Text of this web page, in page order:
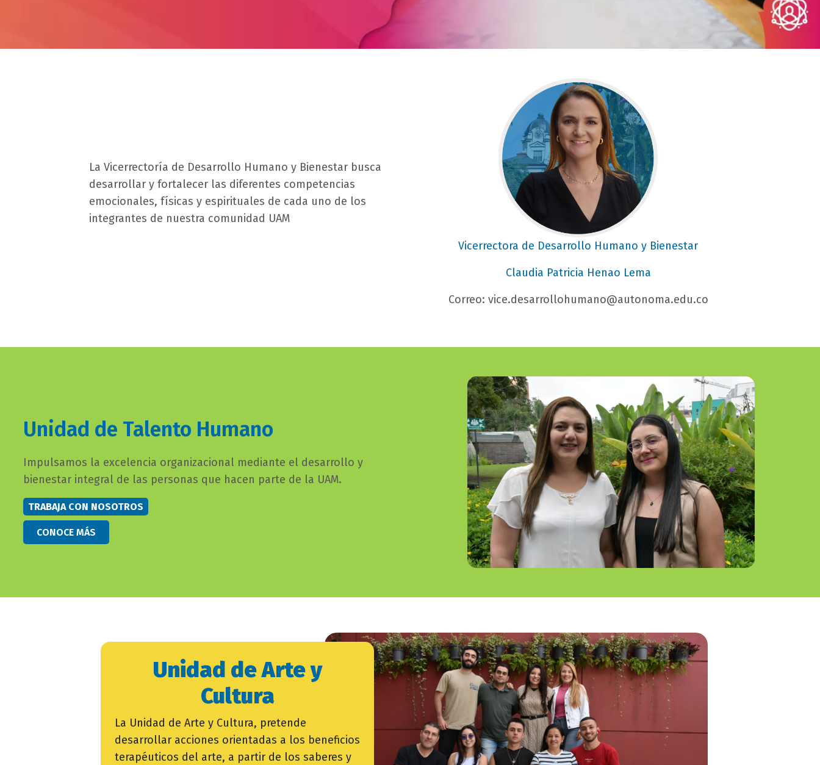
campo
texto
bloque
texto
La Vicerrectoría de Desarrollo Humano y Bienestar busca
desarrollar y fortalecer las diferentes competencias
emocionales, físicas y espirituales de cada uno de los
integrantes de nuestra comunidad UAM
Vicerrectora de Desarrollo Humano y Bienestar
Claudia Patricia Henao Lema
campo
texto
Correo: vice.desarrollohumano@autonoma.edu.co
subtitulo
bloque
Unidad de Talento Humano
campo
texto
texto
Impulsamos la excelencia organizacional mediante el desarrollo y
bienestar integral de las personas que hacen parte de la UAM.
TRABAJA CON NOSOTROS
button
bloque
CONOCE MÁS
imagen_imagen
Unidad de Arte y
Cultura
campo
texto
bloque
La Unidad de Arte y Cultura, pretende
desarrollar acciones orientadas a los beneficios
terapéuticos del arte, a partir de los saberes y